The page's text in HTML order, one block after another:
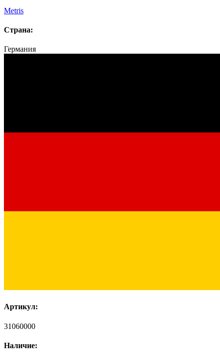
Metris
Страна:
Германия
Артикул:
31060000
Наличие: